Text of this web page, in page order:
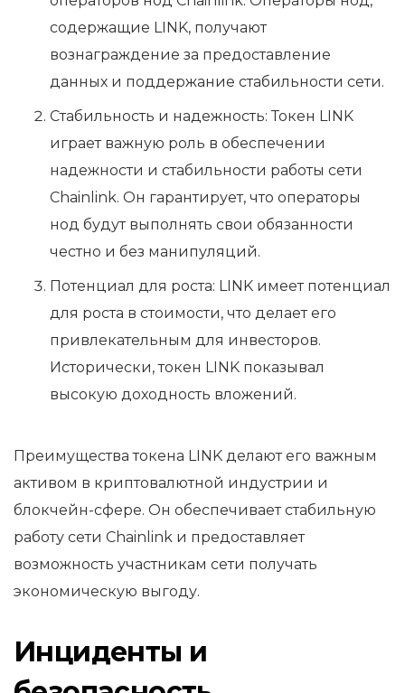
содержащие LINK, получают
вознаграждение за предоставление
данных и поддержание стабильности сети.
Стабильность и надежность: Токен LINK
играет важную роль в обеспечении
надежности и стабильности работы сети
Chainlink. Он гарантирует, что операторы
нод будут выполнять свои обязанности
честно и без манипуляций.
Потенциал для роста: LINK имеет потенциал
для роста в стоимости, что делает его
привлекательным для инвесторов.
Исторически, токен LINK показывал
высокую доходность вложений.
Преимущества токена LINK делают его важным
активом в криптовалютной индустрии и
блокчейн-сфере. Он обеспечивает стабильную
работу сети Chainlink и предоставляет
возможность участникам сети получать
экономическую выгоду.
Инциденты и